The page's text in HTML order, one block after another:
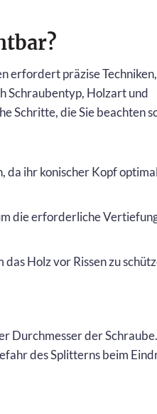
erfordert präzise
Schraubentyp, Holzart und
Schritte, die Sie beachten
da ihr konischer Kopf
die erforderliche
Holz vor Rissen zu
Durchmesser der
des Splitterns beim